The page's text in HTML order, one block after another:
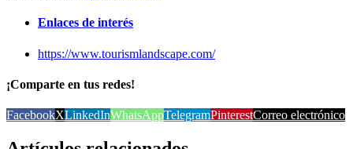
Enlaces de interés
https://www.tourismlandscape.com/
¡Comparte en tus redes!
FacebookXLinkedInWhatsAppTelegramPinterestCorreo electrónico